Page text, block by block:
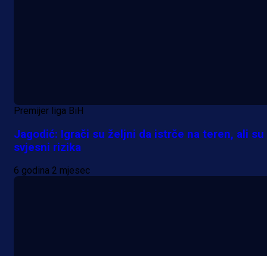
Premijer liga BiH
Jagodić: Igrači su željni da istrče na teren, ali su
svjesni rizika
6 godina 2 mjesec